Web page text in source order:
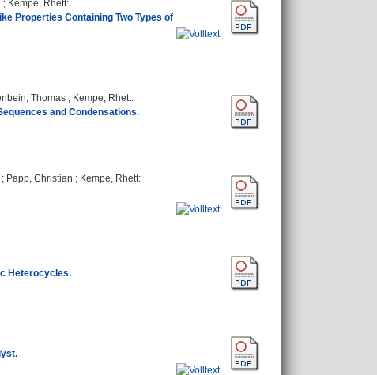
; Kempe, Rhett:
Properties Containing Two Types of
Thomas ; Kempe, Rhett:
and Condensations.
; Papp, Christian ; Kempe, Rhett:
Heterocycles.